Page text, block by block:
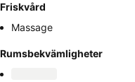
Friskvård
Massage
Rumsbekvämligheter